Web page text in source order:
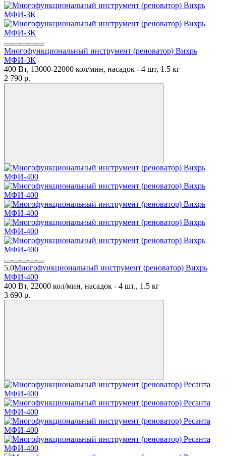
Многофункциональный инструмент (реноватор) Вихрь
МФИ-3К
400 Вт, 13000-22000 кол/мин, насадок - 4 шт, 1.5 кг
2 790 p.
5.0Многофункциональный инструмент (реноватор) Вихрь
МФИ-400
400 Вт, 22000 кол/мин, насадок - 4 шт., 1.5 кг
3 690 p.